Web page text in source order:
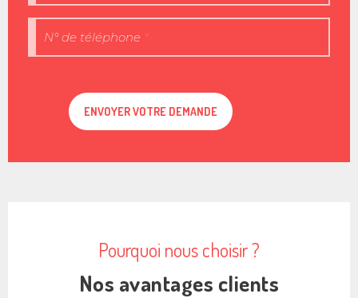
N° de téléphone *
Pourquoi nous choisir ?
Nos avantages clients